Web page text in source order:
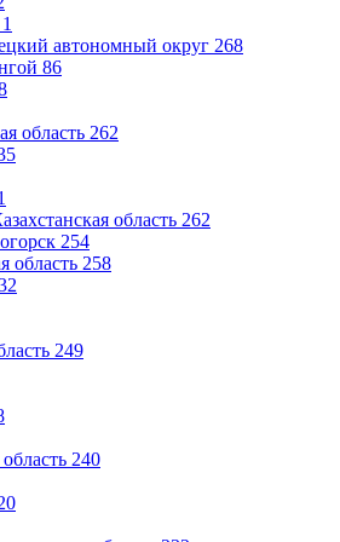
1
автономный округ 268
86
область 262
область 262
254
область 258
249
240